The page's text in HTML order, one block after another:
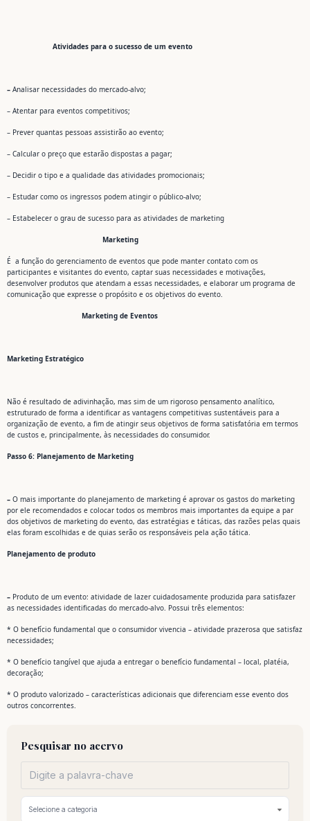
Atividades para o sucesso de um evento
– Analisar necessidades do mercado-alvo;
– Atentar para eventos competitivos;
– Prever quantas pessoas assistirão ao evento;
– Calcular o preço que estarão dispostas a pagar;
– Decidir o tipo e a qualidade das atividades promocionais;
– Estudar como os ingressos podem atingir o público-alvo;
– Estabelecer o grau de sucesso para as atividades de marketing
Marketing
É a função do gerenciamento de eventos que pode manter contato com os
participantes e visitantes do evento, captar suas necessidades e motivações,
desenvolver produtos que atendam a essas necessidades, e elaborar um programa de
comunicação que expresse o propósito e os objetivos do evento.
Marketing de Eventos
Marketing Estratégico
Não é resultado de adivinhação, mas sim de um rigoroso pensamento analítico,
estruturado de forma a identificar as vantagens competitivas sustentáveis para a
organização de evento, a fim de atingir seus objetivos de forma satisfatória em termos
de custos e, principalmente, às necessidades do consumidor.
Passo 6: Planejamento de Marketing
– O mais importante do planejamento de marketing é aprovar os gastos do marketing
por ele recomendados e colocar todos os membros mais importantes da equipe a par
dos objetivos de marketing do evento, das estratégias e táticas, das razões pelas quais
elas foram escolhidas e de quias serão os responsáveis pela ação tática.
Planejamento de produto
– Produto de um evento: atividade de lazer cuidadosamente produzida para satisfazer
as necessidades identificadas do mercado-alvo. Possui três elementos:
* O benefício fundamental que o consumidor vivencia – atividade prazerosa que satisfaz
necessidades;
* O benefício tangível que ajuda a entregar o benefício fundamental – local, platéia,
decoração;
* O produto valorizado – características adicionais que diferenciam esse evento dos
outros concorrentes.
Pesquisar no acervo